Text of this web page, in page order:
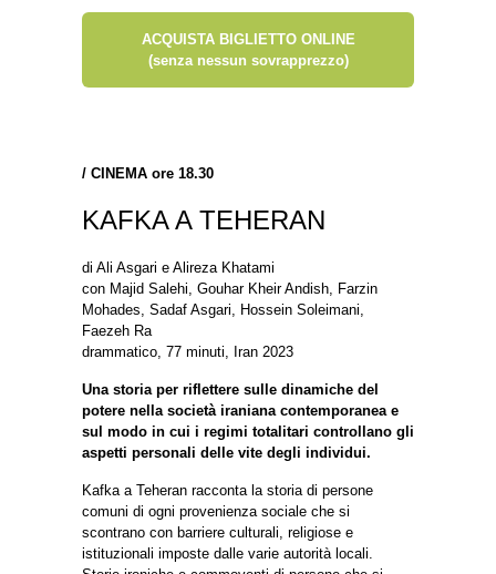
ACQUISTA BIGLIETTO ONLINE
(senza nessun sovrapprezzo)
/ CINEMA ore 18.30
KAFKA A TEHERAN
di Ali Asgari e Alireza Khatami
con Majid Salehi, Gouhar Kheir Andish, Farzin
Mohades, Sadaf Asgari, Hossein Soleimani,
Faezeh Ra
drammatico, 77 minuti, Iran 2023
Una storia per riflettere sulle dinamiche del
potere nella società iraniana contemporanea e
sul modo in cui i regimi totalitari controllano gli
aspetti personali delle vite degli individui.
Kafka a Teheran racconta la storia di persone
comuni di ogni provenienza sociale che si
scontrano con barriere culturali, religiose e
istituzionali imposte dalle varie autorità locali.